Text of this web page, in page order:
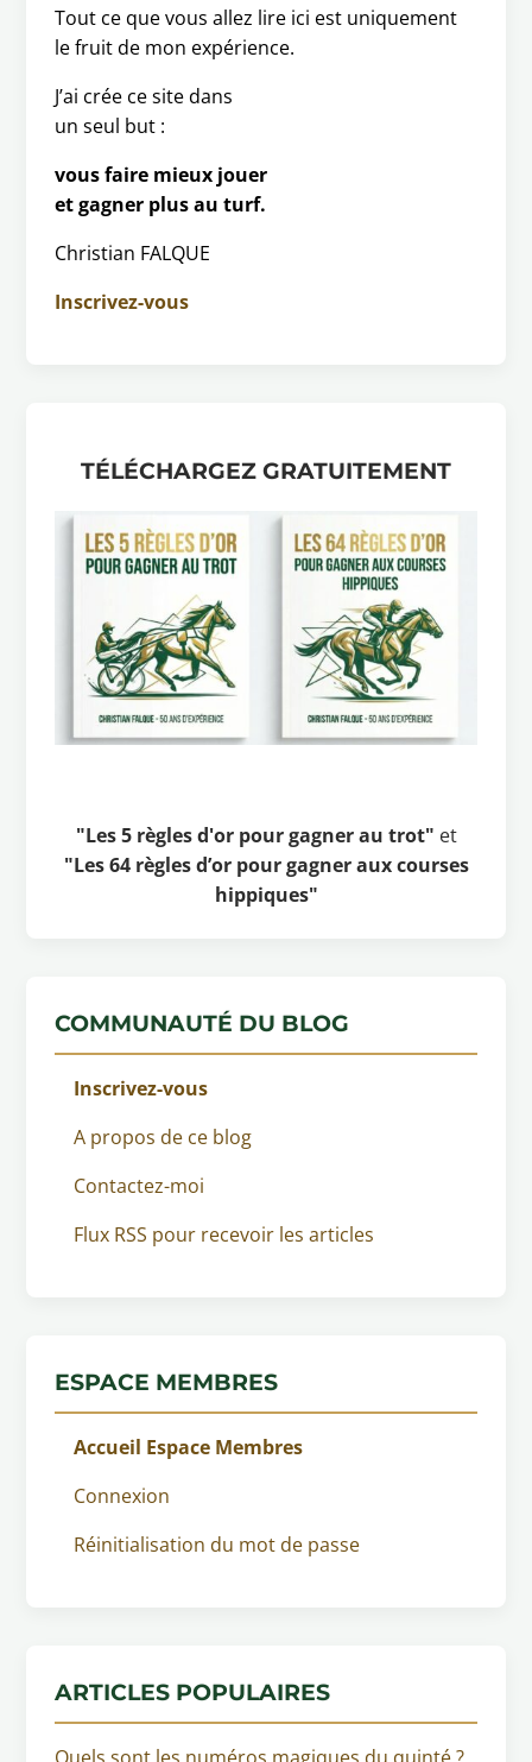
Tout ce que vous allez lire ici est uniquement
le fruit de mon expérience.
J’ai crée ce site dans
un seul but :
vous faire mieux jouer
et gagner plus au turf.
Christian FALQUE
Inscrivez-vous
TÉLÉCHARGEZ GRATUITEMENT
"Les 5 règles d'or pour gagner au trot" et
"Les 64 règles d’or pour gagner aux courses
hippiques"
COMMUNAUTÉ DU BLOG
Inscrivez-vous
A propos de ce blog
Contactez-moi
Flux RSS pour recevoir les articles
ESPACE MEMBRES
Accueil Espace Membres
Connexion
Réinitialisation du mot de passe
ARTICLES POPULAIRES
Quels sont les numéros magiques du quinté ?